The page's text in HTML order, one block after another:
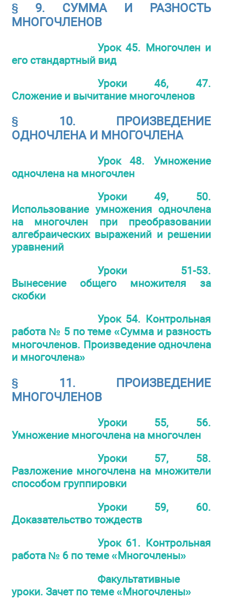
§ 9. СУММА И РАЗНОСТЬ
МНОГОЧЛЕНОВ
Урок 45. Многочлен и
его стандартный вид
Уроки 46, 47.
Сложение и вычитание многочленов
§ 10. ПРОИЗВЕДЕНИЕ
ОДНОЧЛЕНА И МНОГОЧЛЕНА
Урок 48. Умножение
одночлена на многочлен
Уроки 49, 50.
Использование умножения одночлена
на многочлен при преобразовании
алгебраических выражений и решении
уравнений
Уроки 51-53.
Вынесение общего множителя за
скобки
Урок 54. Контрольная
работа № 5 по теме «Сумма и разность
многочленов. Произведение одночлена
и многочлена»
§ 11. ПРОИЗВЕДЕНИЕ
МНОГОЧЛЕНОВ
Уроки 55, 56.
Умножение многочлена на многочлен
Уроки 57, 58.
Разложение многочлена на множители
способом группировки
Уроки 59, 60.
Доказательство тождеств
Урок 61. Контрольная
работа № 6 по теме «Многочлены»
Факультативные
уроки. Зачет по теме «Многочлены»